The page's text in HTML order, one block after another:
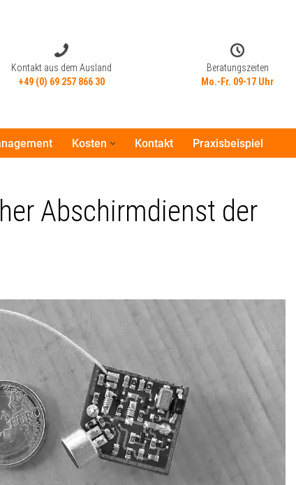
Beratungszeiten
Mo.-Fr. 09-17 Uhr
Kontakt aus dem Ausland
+49 (0) 69 257 866 30
Beratungszeiten
Kontakt aus dem Ausland
Kosten Kontakt Praxisbeispiel
Abschirmdienst der